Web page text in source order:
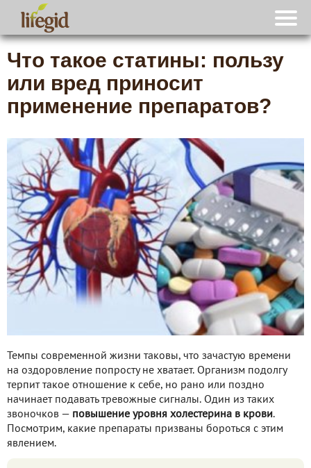
Что такое статины: пользу
или вред приносит
применение препаратов?
Темпы современной жизни таковы, что зачастую времени
на оздоровление попросту не хватает. Организм подолгу
терпит такое отношение к себе, но рано или поздно
начинает подавать тревожные сигналы. Один из таких
звоночков — повышение уровня холестерина в крови.
Посмотрим, какие препараты призваны бороться с этим
явлением.